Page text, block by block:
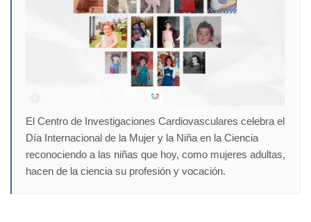
El Centro de Investigaciones Cardiovasculares celebra el
Día Internacional de la Mujer y la Niña en la Ciencia
reconociendo a las niñas que hoy, como mujeres adultas,
hacen de la ciencia su profesión y vocación.